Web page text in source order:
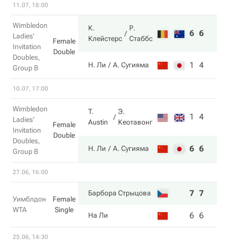
11.07, 18:00
Wimbledon
Ladies'
Invitation
Doubles,
Group B
Female
Double
К.
Клейстерс
Р.
Стаббс
6 6
Н. Ли А. Сугияма 1 4
10.07, 17:00
Wimbledon
Ladies'
Invitation
Doubles,
Group B
Female
Double
T.
Austin
Э.
Кеотавонг
1 4
Н. Ли А. Сугияма 6 6
27.06, 16:00
Уимблдон
WTA
Female
Single
Барбора Стрыцова 7 7
На Ли 6 6
25.06, 14:30